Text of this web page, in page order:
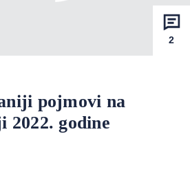
2
pojmovi na
2022. godine